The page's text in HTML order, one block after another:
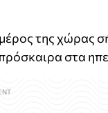
μέρος της χώρας
στα